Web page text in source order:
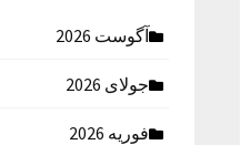
آگوست 2026
جولای 2026
فوریه 2026